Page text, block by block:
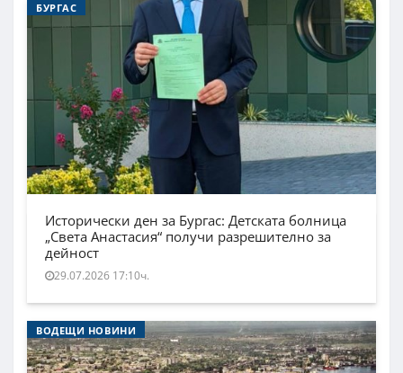
БУРГАС
Исторически ден за Бургас: Детската болница
„Света Анастасия“ получи разрешително за
дейност
29.07.2026 17:10ч.
ВОДЕЩИ НОВИНИ